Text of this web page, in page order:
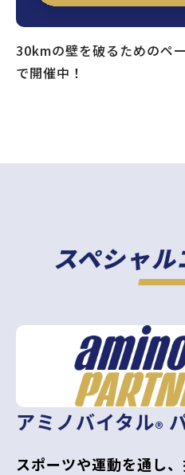
30kmの壁を破るためのペ
で開催中！
スペシャ
アミノバイタル®
スポーツや運動を通し